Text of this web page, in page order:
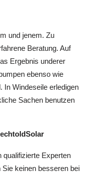
und jenem. Zu
Beratung. Auf
Ergebnis underer
ebenso wie
In Windeseile erledigen
Sachen benutzen
qualifizierte Experten
keinen besseren bei